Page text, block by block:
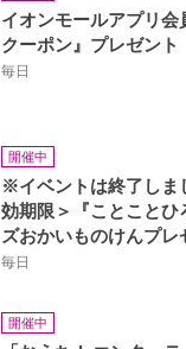
イオンモールアプリ
クーポン』プレゼント
毎日
開催中
※イベントは終了し
効期限＞『ことことひ
ズおかいものけんプレ
毎日
開催中